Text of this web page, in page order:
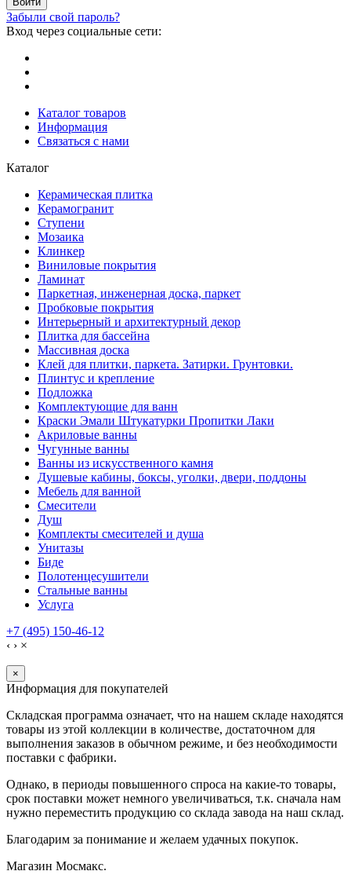
Забыли свой пароль?
Вход через социальные сети:
Каталог товаров
Информация
Связаться с нами
Каталог
Керамическая плитка
Керамогранит
Ступени
Мозаика
Клинкер
Виниловые покрытия
Ламинат
Паркетная, инженерная доска, паркет
Пробковые покрытия
Интерьерный и архитектурный декор
Плитка для бассейна
Массивная доска
Клей для плитки, паркета. Затирки. Грунтовки.
Плинтус и крепление
Подложка
Комплектующие для ванн
Краски Эмали Штукатурки Пропитки Лаки
Акриловые ванны
Чугунные ванны
Ванны из искусственного камня
Душевые кабины, боксы, уголки, двери, поддоны
Мебель для ванной
Смесители
Душ
Комплекты смесителей и душа
Унитазы
Биде
Полотенцесушители
Стальные ванны
Услуга
+7 (495) 150-46-12
‹ › ×
×
Информация для покупателей
Складская программа означает, что на нашем складе находятся
товары из этой коллекции в количестве, достаточном для
выполнения заказов в обычном режиме, и без необходимости
поставки с фабрики.
Однако, в периоды повышенного спроса на какие-то товары,
срок поставки может немного увеличиваться, т.к. сначала нам
нужно переместить продукцию со склада завода на наш склад.
Благодарим за понимание и желаем удачных покупок.
Магазин Мосмакс.